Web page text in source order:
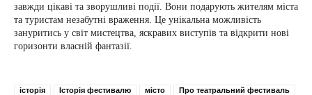
завжди цікаві та зворушливі події. Вони подарують жителям міста
та туристам незабутні враження. Це унікальна можливість
зануритись у світ мистецтва, яскравих виступів та відкрити нові
горизонти власній фантазії.
історія Історія фестивалю місто Про театральний фестиваль